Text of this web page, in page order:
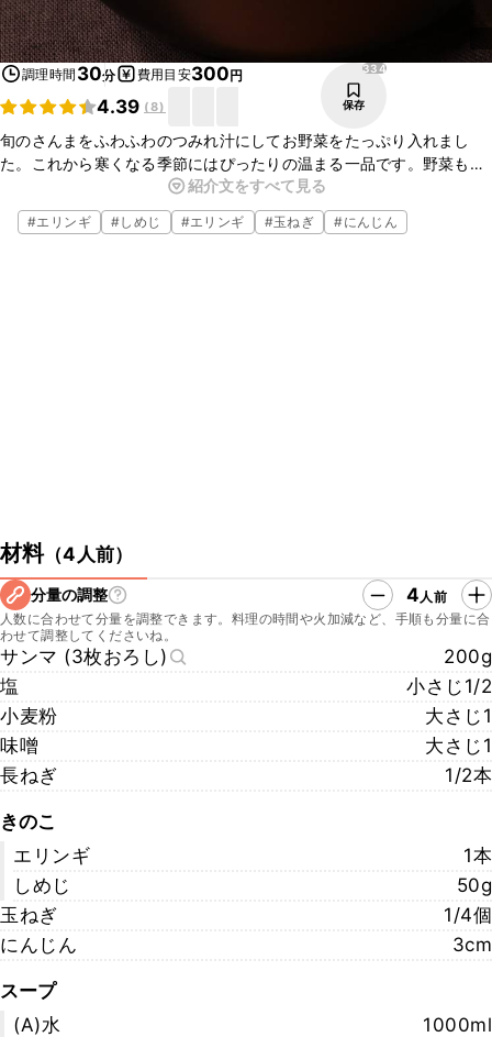
調理時間 30分 費用目安300円
4.39 (8)
334
保存
旬のさんまをふわふわのつみれ汁にしてお野菜をたっぷり入れまし
た。これから寒くなる季節にはぴったりの温まる一品です。野菜も
たっぷり入れてください。お魚臭さが全くないので青魚が苦手な方に
もとてもおすすめです。
紹介文をすべて見る
#エリンギ #しめじ #エリンギ #玉ねぎ #にんじん
材料（4人前）
分量の調整 4人前
人数に合わせて分量を調整できます。料理の時間や火加減など、手順も分量に合
わせて調整してくださいね。
サンマ (3枚おろし)
200g
塩
小さじ1/2
小麦粉
大さじ1
味噌
大さじ1
長ねぎ
1/2本
きのこ
エリンギ
1本
しめじ
50g
玉ねぎ
1/4個
にんじん
3cm
スープ
(A)水
1000ml